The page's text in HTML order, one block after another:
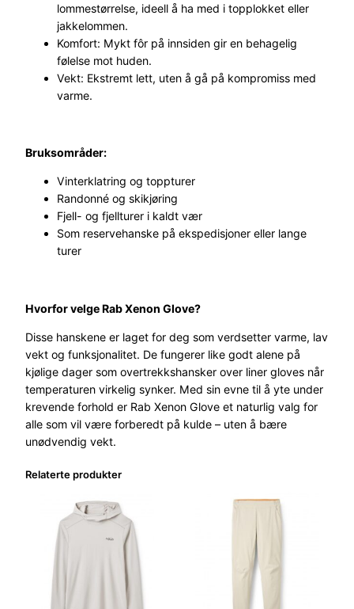
lommestørrelse, ideell å ha med i topplokket eller
jakkelommen.
Komfort: Mykt fôr på innsiden gir en behagelig
følelse mot huden.
Vekt: Ekstremt lett, uten å gå på kompromiss med
varme.
Bruksområder:
Vinterklatring og toppturer
Randonné og skikjøring
Fjell- og fjellturer i kaldt vær
Som reservehanske på ekspedisjoner eller lange
turer
Hvorfor velge Rab Xenon Glove?
Disse hanskene er laget for deg som verdsetter varme, lav
vekt og funksjonalitet. De fungerer like godt alene på
kjølige dager som overtrekkshansker over liner gloves når
temperaturen virkelig synker. Med sin evne til å yte under
krevende forhold er Rab Xenon Glove et naturlig valg for
alle som vil være forberedt på kulde – uten å bære
unødvendig vekt.
Relaterte produkter